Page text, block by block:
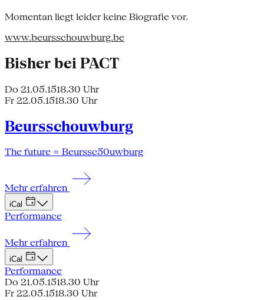
Momentan liegt leider keine Biografie vor.
www.beursschouwburg.be
Bisher bei PACT
Do 21.05.1518.30 Uhr
Fr 22.05.1518.30 Uhr
Beursschouwburg
The future = Beurssc50uwburg
Mehr erfahren
iCal
Performance
Mehr erfahren
iCal
Performance
Do 21.05.1518.30 Uhr
Fr 22.05.1518.30 Uhr